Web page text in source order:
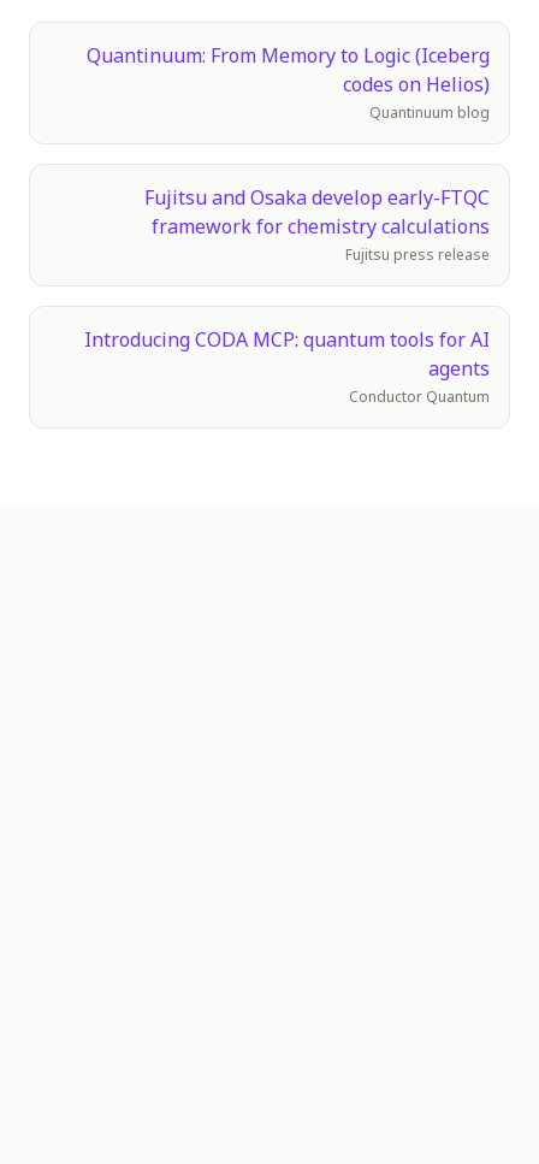
التعلم
الفعاليات
الجداول الزمنية
المجتمعات
الأمن الكمومي
من نحن
قصتنا
فريقنا
مهمتنا
Quantinuum: From Memory to Logic (Iceberg
codes on Helios)
Quantinuum blog
Fujitsu and Osaka develop early-FTQC
framework for chemistry calculations
Fujitsu press release
Introducing CODA MCP: quantum tools for AI
agents
Conductor Quantum